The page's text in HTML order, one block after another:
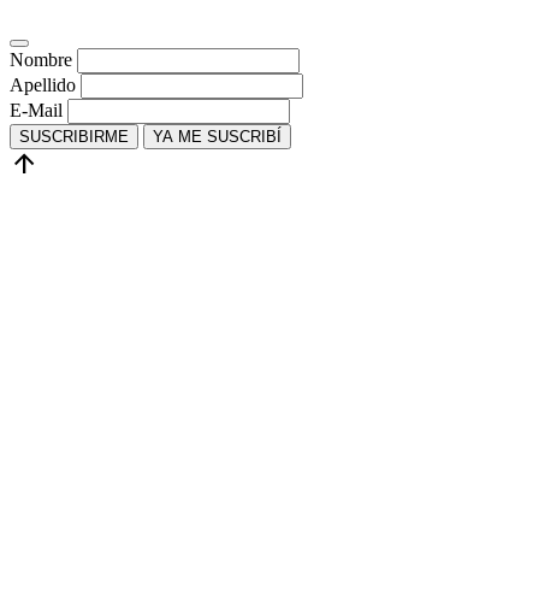
Nombre
Apellido
E-Mail
SUSCRIBIRME YA ME SUSCRIBÍ
arrow_upward